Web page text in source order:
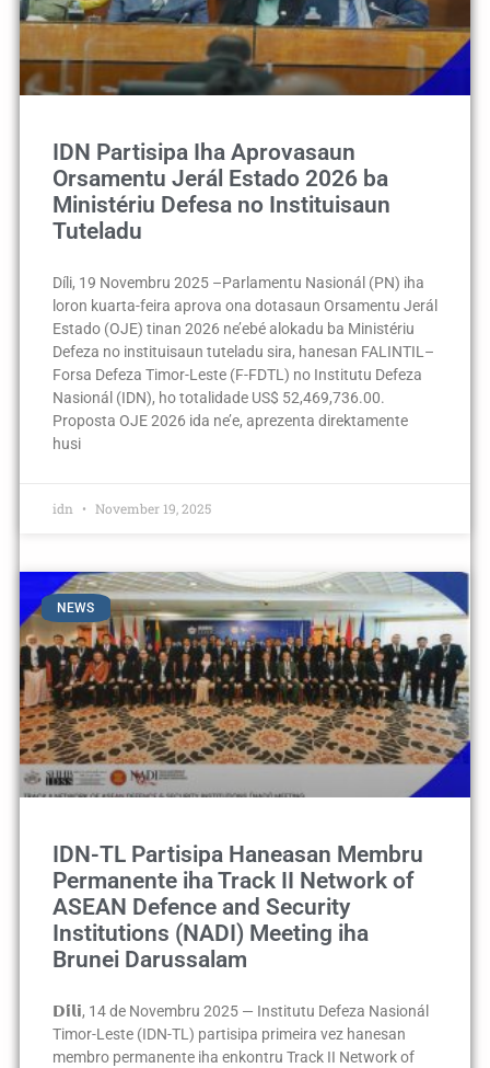
IDN Partisipa Iha Aprovasaun
Orsamentu Jerál Estado 2026 ba
Ministériu Defesa no Instituisaun
Tuteladu
Díli, 19 Novembru 2025 –Parlamentu Nasionál (PN) iha
loron kuarta-feira aprova ona dotasaun Orsamentu Jerál
Estado (OJE) tinan 2026 ne’ebé alokadu ba Ministériu
Defeza no instituisaun tuteladu sira, hanesan FALINTIL–
Forsa Defeza Timor-Leste (F-FDTL) no Institutu Defeza
Nasionál (IDN), ho totalidade US$ 52,469,736.00.
Proposta OJE 2026 ida ne’e, aprezenta direktamente
husi
idn November 19, 2025
NEWS
IDN-TL Partisipa Haneasan Membru
Permanente iha Track II Network of
ASEAN Defence and Security
Institutions (NADI) Meeting iha
Brunei Darussalam
𝗗𝗶́𝗹𝗶, 14 de Novembru 2025 — Institutu Defeza Nasionál
Timor-Leste (IDN-TL) partisipa primeira vez hanesan
membro permanente iha enkontru Track II Network of